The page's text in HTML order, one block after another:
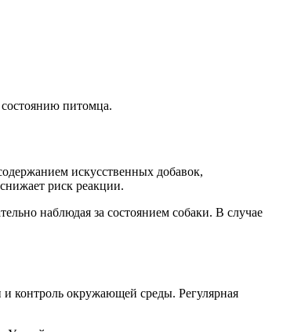
состоянию питомца.
искусственных добавок,
риск реакции.
наблюдая за состоянием собаки. В случае
контроль окружающей среды. Регулярная